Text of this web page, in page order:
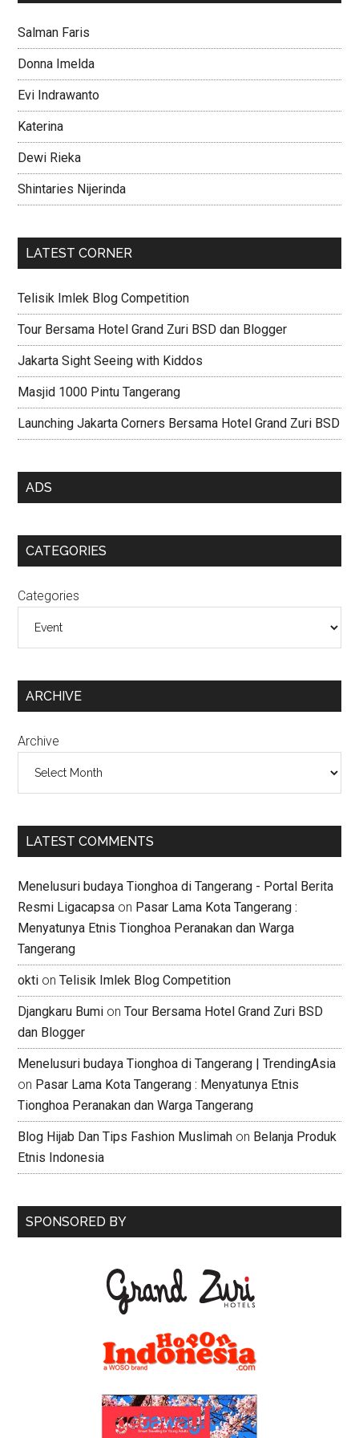
Salman Faris
Donna Imelda
Evi Indrawanto
Katerina
Dewi Rieka
Shintaries Nijerinda
LATEST CORNER
Telisik Imlek Blog Competition
Tour Bersama Hotel Grand Zuri BSD dan Blogger
Jakarta Sight Seeing with Kiddos
Masjid 1000 Pintu Tangerang
Launching Jakarta Corners Bersama Hotel Grand Zuri BSD
ADS
CATEGORIES
Categories
ARCHIVE
Archive
LATEST COMMENTS
Menelusuri budaya Tionghoa di Tangerang - Portal Berita
Resmi Ligacapsa on Pasar Lama Kota Tangerang :
Menyatunya Etnis Tionghoa Peranakan dan Warga
Tangerang
okti onTelisik Imlek Blog Competition
Djangkaru Bumi onTour Bersama Hotel Grand Zuri BSD
dan Blogger
Menelusuri budaya Tionghoa di Tangerang | TrendingAsia
on Pasar Lama Kota Tangerang : Menyatunya Etnis
Tionghoa Peranakan dan Warga Tangerang
Blog Hijab Dan Tips Fashion Muslimah on Belanja Produk
Etnis Indonesia
SPONSORED BY